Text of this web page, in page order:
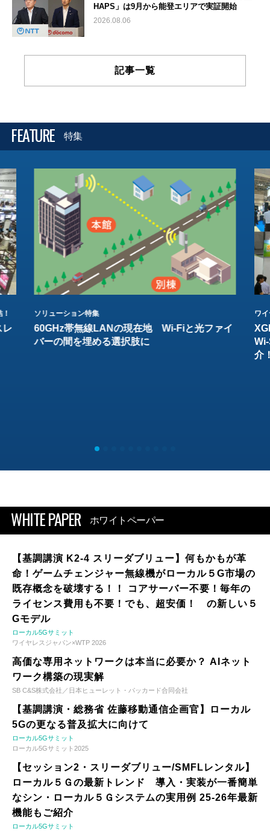
HAPS」は9月から能登エリアで実証開始
2026.08.06
記事一覧
FEATURE 特集
レ
ソリューション特集
60GHz帯無線LANの現在地 Wi-Fiと光ファイ
バーの間を埋める選択肢に
ワ
介
WHITE PAPER ホワイトペーパー
【基調講演 K2-4 スリーダブリュー】何もかもが革
命！ゲームチェンジャー無線機がローカル５G市場の
既存概念を破壊する！！ コアサーバー不要！毎年の
ライセンス費用も不要！でも、超安価！ の新しい５
Gモデル
ローカル5Gサミット
ワイヤレスジャパン×WTP 2026
高価な専用ネットワークは本当に必要か？ AIネット
ワーク構築の現実解
SB C&S株式会社／日本ヒューレット・パッカード合同会社
【基調講演・総務省 佐藤移動通信企画官】ローカル
5Gの更なる普及拡大に向けて
ローカル5Gサミット
ローカル5Gサミット2025
【セッション2・スリーダブリュー/SMFLレンタル】
ローカル５Ｇの最新トレンド 導入・実装が一番簡単
なシン・ローカル５Ｇシステムの実用例 25-26年最新
機能もご紹介
ローカル5Gサミット